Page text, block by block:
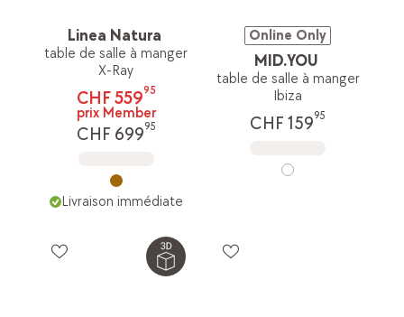
Linea Natura
table de salle à manger
X-Ray
CHF 55995
prix Member
CHF 69995
Livraison immédiate
Online Only
MID.YOU
table de salle à manger
Ibiza
CHF 15995